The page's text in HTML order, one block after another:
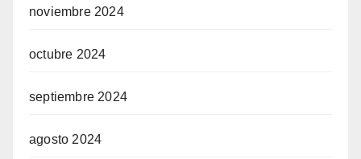
noviembre 2024
octubre 2024
septiembre 2024
agosto 2024